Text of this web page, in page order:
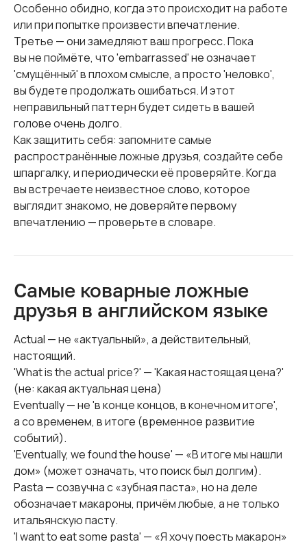
Особенно обидно, когда это происходит на работе
или при попытке произвести впечатление.
Третье — они замедляют ваш прогресс. Пока
вы не поймёте, что 'embarrassed' не означает
'смущённый' в плохом смысле, а просто 'неловко',
вы будете продолжать ошибаться. И этот
неправильный паттерн будет сидеть в вашей
голове очень долго.
Как защитить себя: запомните самые
распространённые ложные друзья, создайте себе
шпаргалку, и периодически её проверяйте. Когда
вы встречаете неизвестное слово, которое
выглядит знакомо, не доверяйте первому
впечатлению — проверьте в словаре.
Самые коварные ложные
друзья в английском языке
Actual — не «актуальный», а действительный,
настоящий.
'What is the actual price?' — 'Какая настоящая цена?'
(не: какая актуальная цена)
Eventually — не 'в конце концов, в конечном итоге',
а со временем, в итоге (временное развитие
событий).
'Eventually, we found the house' — «В итоге мы нашли
дом» (может означать, что поиск был долгим).
Pasta — созвучна с «зубная паста», но на деле
обозначает макароны, причём любые, а не только
итальянскую пасту.
'I want to eat some pasta' — «Я хочу поесть макарон»